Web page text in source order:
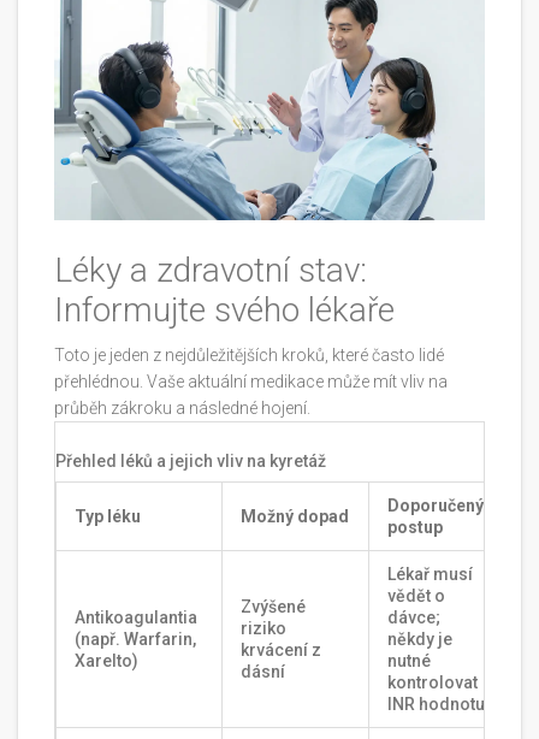
Léky a zdravotní stav:
Informujte svého lékaře
Toto je jeden z nejdůležitějších kroků, které často lidé
přehlédnou. Vaše aktuální medikace může mít vliv na
průběh zákroku a následné hojení.
Přehled léků a jejich vliv na kyretáž
Typ léku Možný dopad
Doporučený
postup
Antikoagulantia
(např. Warfarin,
Xarelto)
Zvýšené
riziko
krvácení z
dásní
Lékař musí
vědět o
dávce;
někdy je
nutné
kontrolovat
INR hodnotu